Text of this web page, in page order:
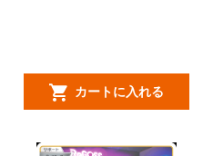
カートに入れる